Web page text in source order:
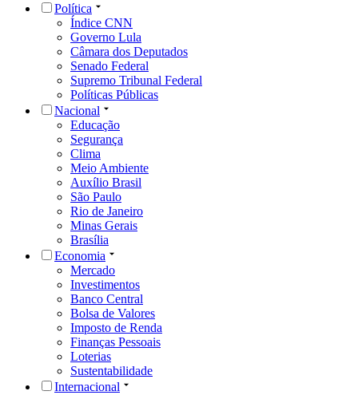
Política
Índice CNN
Governo Lula
Câmara dos Deputados
Senado Federal
Supremo Tribunal Federal
Políticas Públicas
Nacional
Educação
Segurança
Clima
Meio Ambiente
Auxílio Brasil
São Paulo
Rio de Janeiro
Minas Gerais
Brasília
Economia
Mercado
Investimentos
Banco Central
Bolsa de Valores
Imposto de Renda
Finanças Pessoais
Loterias
Sustentabilidade
Internacional